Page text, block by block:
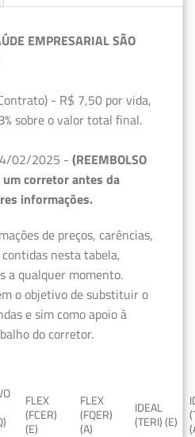
EMPRESARIAL SÃO
- R$ 7,50 por vida,
sobre o valor total final.
02/2025 - (REEMBOLSO
um corretor antes da
informações.
de preços, carências,
nesta tabela,
a qualquer momento.
o objetivo de substituir o
e sim como apoio à
do corretor.
FLEX
(FCER)
(E)
FLEX
(FQER)
(A)
IDEAL
(TERI) (E)